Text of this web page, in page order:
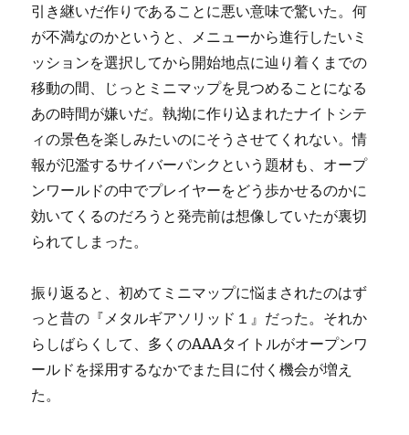
引き継いだ作りであることに悪い意味で驚いた。何
が不満なのかというと、メニューから進行したいミ
ッションを選択してから開始地点に辿り着くまでの
移動の間、じっとミニマップを見つめることになる
あの時間が嫌いだ。執拗に作り込まれたナイトシテ
ィの景色を楽しみたいのにそうさせてくれない。情
報が氾濫するサイバーパンクという題材も、オープ
ンワールドの中でプレイヤーをどう歩かせるのかに
効いてくるのだろうと発売前は想像していたが裏切
られてしまった。
振り返ると、初めてミニマップに悩まされたのはず
っと昔の『メタルギアソリッド１』だった。それか
らしばらくして、多くのAAAタイトルがオープンワ
ールドを採用するなかでまた目に付く機会が増え
た。